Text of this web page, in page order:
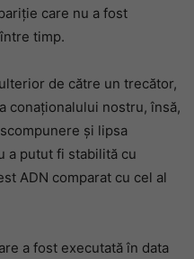
care nu a fost
timp.
de către un trecător,
conaționalului nostru, însă,
și lipsa
a putut fi stabilită cu
ADN comparat cu cel al
a fost executată în data